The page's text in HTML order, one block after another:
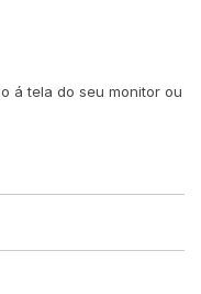
á tela do seu monitor ou